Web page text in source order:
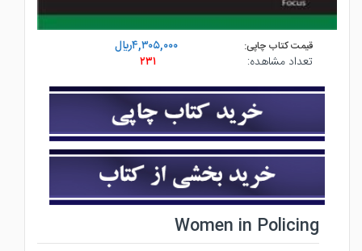
قیمت کتاب چاپی:
۴,۳۰۵,۰۰۰ريال
تعداد مشاهده:
۲۳۱
Women in Policing